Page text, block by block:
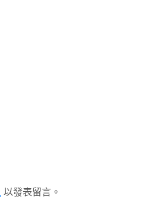
以發表留言。